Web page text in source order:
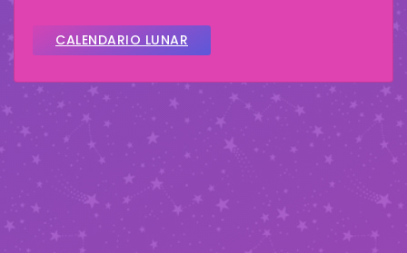
CALENDARIO LUNAR